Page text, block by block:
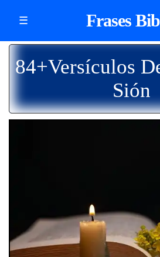
☰ Frases
84+Versículos
Sión